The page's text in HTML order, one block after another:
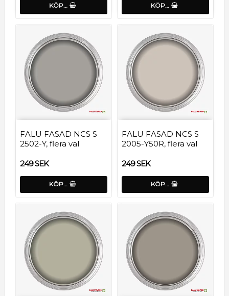
KÖP… KÖP…
FALU FASAD NCS S
2502-Y, flera val
249 SEK
KÖP…
FALU FASAD NCS S
2005-Y50R, flera val
249 SEK
KÖP…